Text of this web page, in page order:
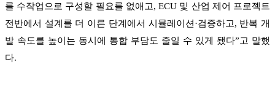
를 수작업으로 구성할 필요를 없애고, ECU 및 산업 제어 프로젝트
전반에서 설계를 더 이른 단계에서 시뮬레이션·검증하고, 반복 개
발 속도를 높이는 동시에 통합 부담도 줄일 수 있게 됐다”고 말했
다.